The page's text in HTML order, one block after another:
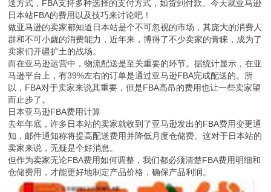
送方式，FBA支持多种选择的支付方式，如货到付款。今天就亚马逊
日本站FBA的费用以及技巧来讨论吧！
做亚马逊的卖家都知道日本站是个不可忽视的市场，其庞大的消费人
群和不可小觑的消费能力，近年来，博得了不少卖家的青睐，成为了
卖家们开疆扩土的战场。
而在亚马逊运营中，物流配送是至关重要的环节。据统计显示，在亚
马逊平台上，有39%左右的订单是通过亚马逊FBA完成配送的。所
以，FBA对于卖家来说其重要，但是FBA高昂的费用也让一些卖家望
而止步了。
日本亚马逊FBA费用计算
去年年底，许多日本站的卖家就收到了亚马逊发出的FBA费用变更通
知，邮件通知称将提高配送费用并降低月度仓储费。这对于日本站的
卖家来说，无疑是个好消息。
但作为卖家无论FBA费用如何调整，我们都必须清楚FBA费用明细和
仓储费用，才能更好地制定产品价格，确保产品利润。